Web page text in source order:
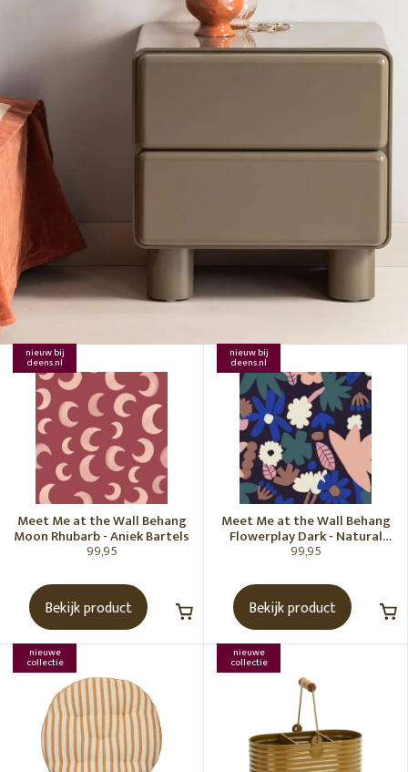
nieuw bij
deens.nl
Meet Me at the Wall Behang
Moon Rhubarb - Aniek Bartels
99,95
Bekijk product
nieuw bij
deens.nl
Meet Me at the Wall Behang
Flowerplay Dark - Natural
Noord
99,95
Bekijk product
nieuwe
collectie
nieuwe
collectie